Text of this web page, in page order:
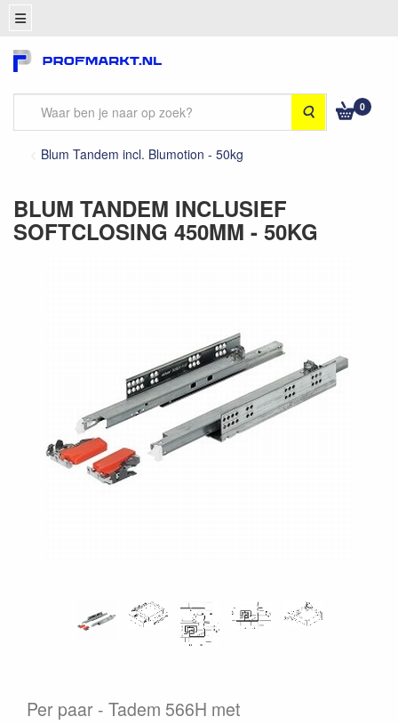
Zoeken 0
Blum Tandem incl. Blumotion - 50kg
BLUM TANDEM INCLUSIEF
SOFTCLOSING 450MM - 50KG
Per paar
Tadem 566H met